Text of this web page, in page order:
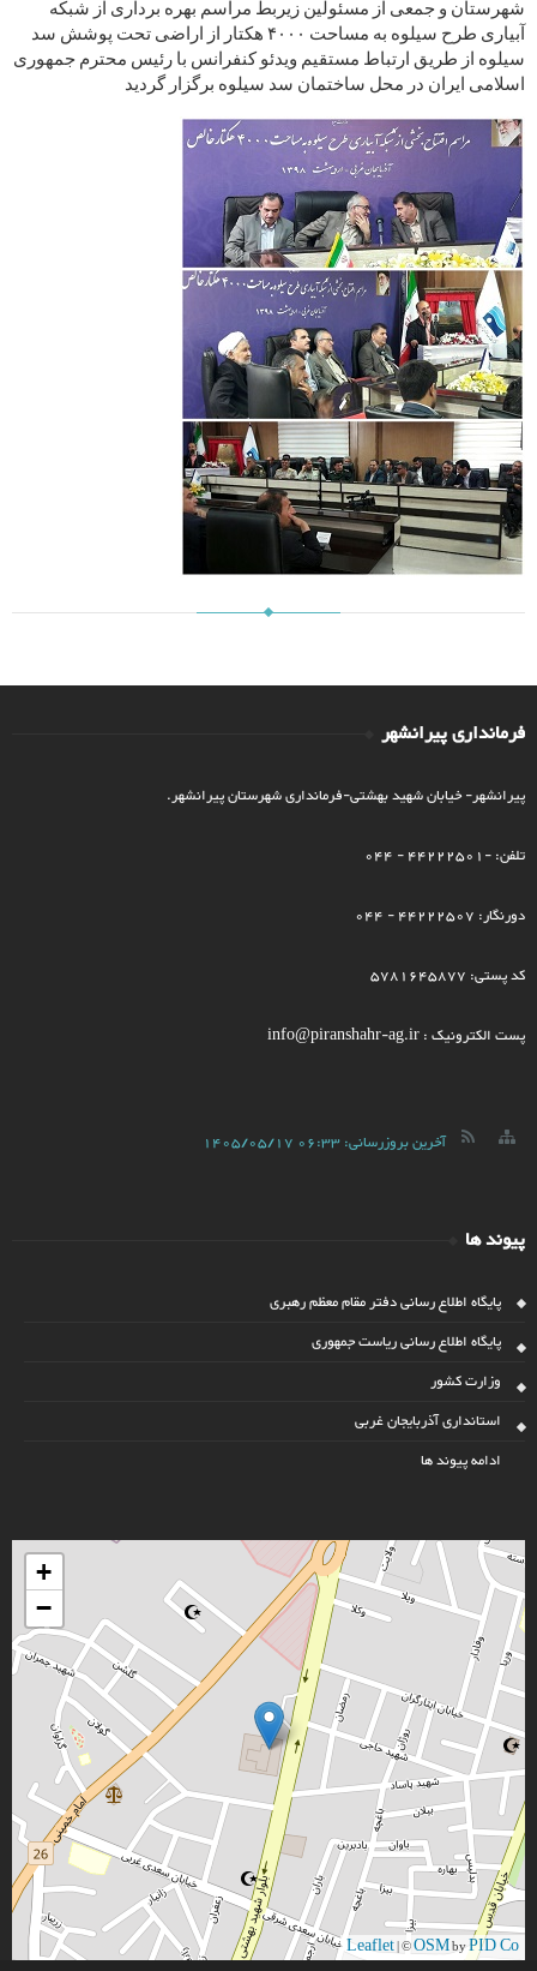
شهرستان و جمعی از مسئولین زیربط مراسم بهره برداری از شبکه
آبیاری طرح سیلوه به مساحت ۴۰۰۰ هکتار از اراضی تحت پوشش سد
سیلوه از طریق ارتباط مستقیم ویدئو کنفرانس با رئیس محترم جمهوری
اسلامی ایران در محل ساختمان سد سیلوه برگزار گردید
فرمانداری پیرانشهر
پیرانشهر- خیابان شهید بهشتی-فرمانداری شهرستان پیرانشهر.
تلفن: -44222501 - 044
دورنگار: 44222507 - 044
کد پستی: 5781645877
پست الکترونیک : info@piranshahr-ag.ir
آخرین بروزرسانی:1405/05/17 06:33
پیوند ها
پایگاه اطلاع رسانی دفتر مقام معظم رهبری
پایگاه اطلاع رسانی ریاست جمهوری
وزارت کشور
استانداری آذربایجان غربی
ادامه پیوند ها
+
−
Leaflet| ©OSMbyPID Co